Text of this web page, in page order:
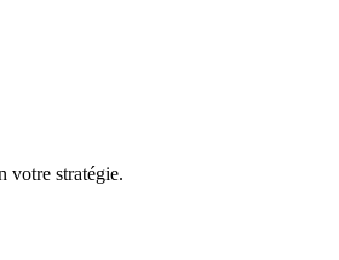
votre stratégie.